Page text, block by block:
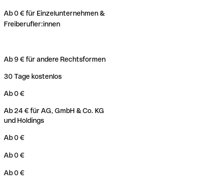
Ab 0 € für Einzelunternehmen &
Freiberufler:innen
Ab 9 € für andere Rechtsformen
30 Tage kostenlos
Ab 0 €
Ab 24 € für AG, GmbH & Co. KG
und Holdings
Ab 0 €
Ab 0 €
Ab 0 €